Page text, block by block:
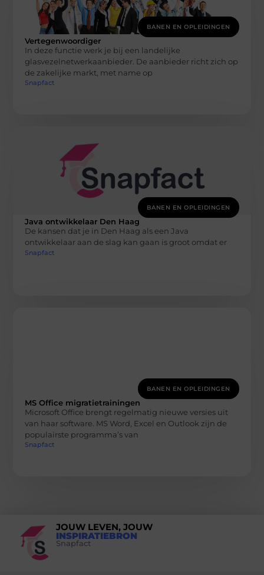
BANEN EN OPLEIDINGEN
Vertegenwoordiger
In deze functie werk je bij een landelijke
glasvezelnetwerkaanbieder. De aanbieder richt zich op
de zakelijke markt, met name op
Snapfact
BANEN EN OPLEIDINGEN
Java ontwikkelaar Den Haag
De kansen dat je in Den Haag als een Java
ontwikkelaar aan de slag kan gaan is groot omdat er
Snapfact
BANEN EN OPLEIDINGEN
MS Office migratietrainingen
Microsoft Office brengt regelmatig nieuwe versies uit
van haar software. MS Word, Excel en Outlook zijn de
populairste programma’s van
Snapfact
JOUW LEVEN, JOUW
INSPIRATIEBRON
Snapfact